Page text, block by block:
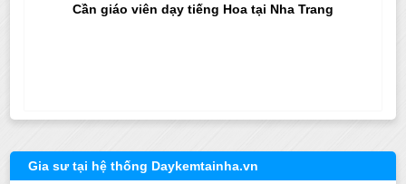
Cần giáo viên dạy tiếng Hoa tại Nha Trang
Gia sư tại hệ thống Daykemtainha.vn